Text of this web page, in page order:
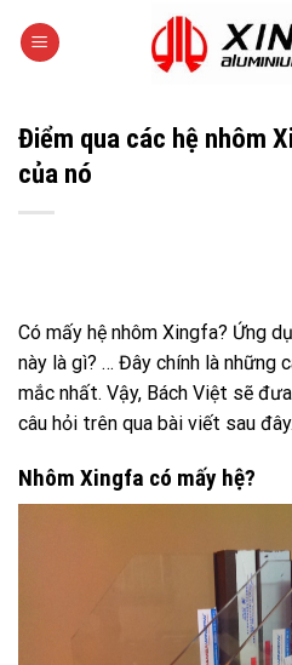
Điểm qua các hệ nhôm
của nó
Có mấy hệ nhôm Xingfa? Ứng
này là gì? … Đây chính là những
mắc nhất. Vậy, Bách Việt sẽ
câu hỏi trên qua bài viết sau đây.
Nhôm Xingfa có mấy hệ?